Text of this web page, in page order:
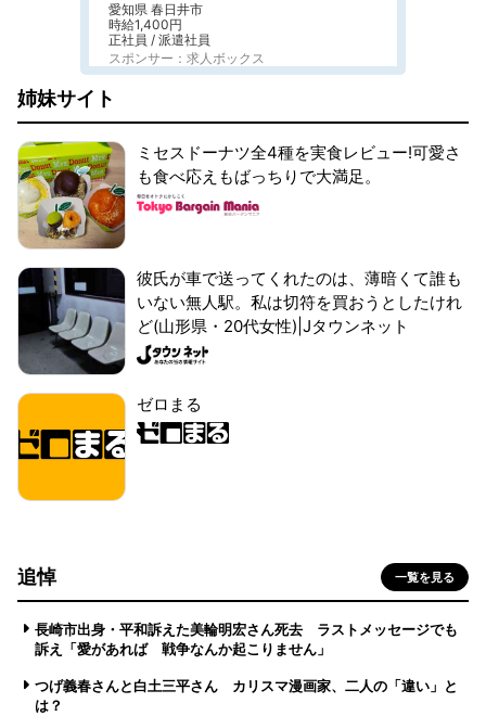
愛知県 春日井市
時給1,400円
正社員 / 派遣社員
スポンサー：求人ボックス
姉妹サイト
ミセスドーナツ全4種を実食レビュー!可愛さ
も食べ応えもばっちりで大満足。
彼氏が車で送ってくれたのは、薄暗くて誰も
いない無人駅。私は切符を買おうとしたけれ
ど(山形県・20代女性)|Jタウンネット
ゼロまる
追悼 一覧を見る
長崎市出身・平和訴えた美輪明宏さん死去 ラストメッセージでも
訴え「愛があれば 戦争なんか起こりません」
つげ義春さんと白土三平さん カリスマ漫画家、二人の「違い」と
は？